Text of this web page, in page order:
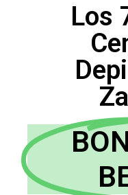
Los